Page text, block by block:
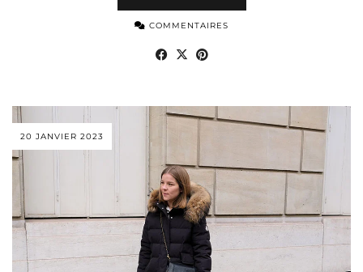
COMMENTAIRES
20 JANVIER 2023